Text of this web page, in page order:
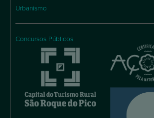
Urbanismo
Concursos Públicos